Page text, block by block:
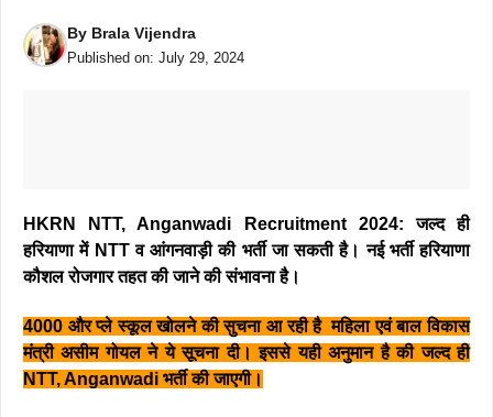
By Brala Vijendra
Published on: July 29, 2024
HKRN NTT, Anganwadi Recruitment 2024: जल्द ही
हरियाणा में NTT व आंगनवाड़ी की भर्ती जा सकती है।नई भर्ती हरियाणा
कौशल रोजगार तहत की जाने की संभावना है।
4000 और प्ले स्कूल खोलने की सुचना आ रही है महिला एवं बाल विकास
मंत्री असीम गोयल ने ये सूचना दी। इससे यही अनुमान है की जल्द ही
NTT, Anganwadi भर्ती की जाएगी।